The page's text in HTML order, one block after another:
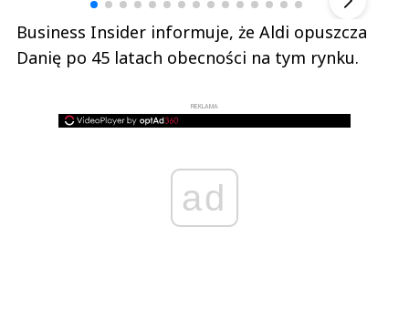
Business Insider informuje, że Aldi opuszcza
Danię po 45 latach obecności na tym rynku.
REKLAMA
ad